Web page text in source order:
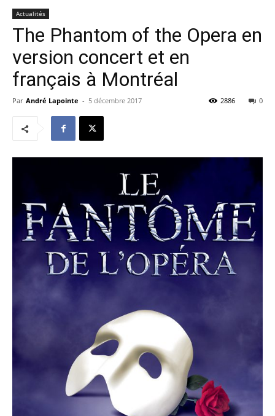
Actualités
The Phantom of the Opera en
version concert et en
français à Montréal
Par André Lapointe - 5 décembre 2017 0
2886